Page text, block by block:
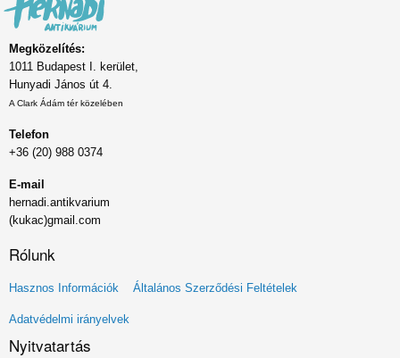
Megközelítés:
1011 Budapest I. kerület,
Hunyadi János út 4.
A Clark Ádám tér közelében
Telefon
+36 (20) 988 0374
E-mail
hernadi.antikvarium
(kukac)gmail.com
Rólunk
Lábléc
menü
Hasznos Információk Általános Szerződési Feltételek
Adatvédelmi irányelvek
Nyitvatartás